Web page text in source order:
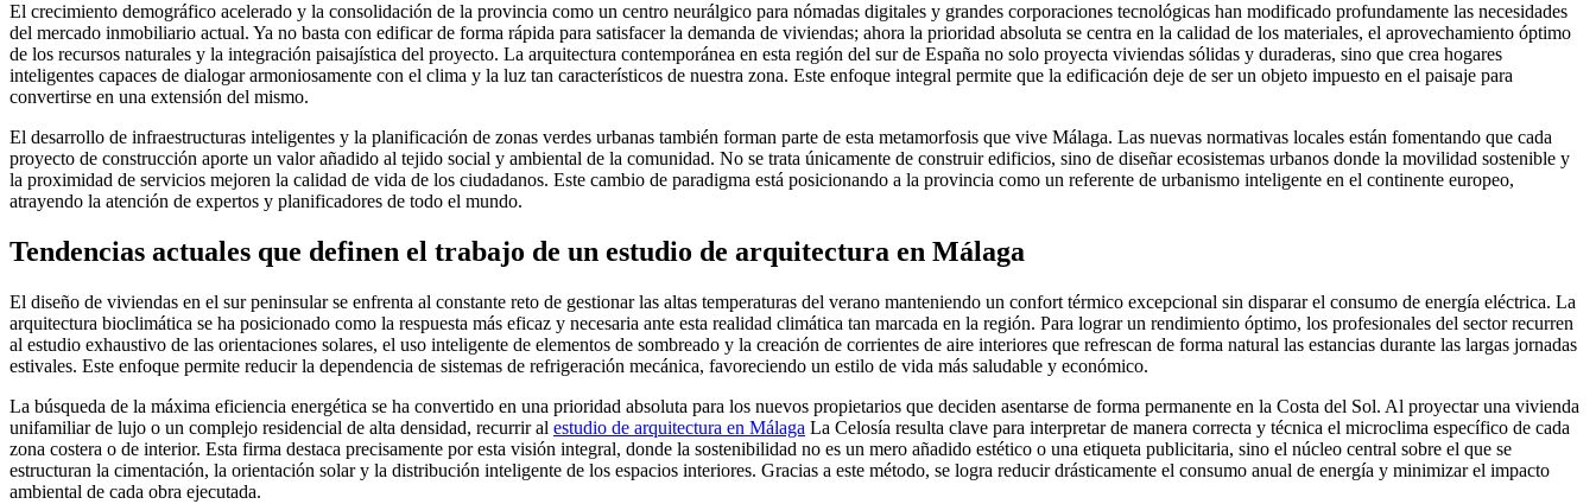
El crecimiento demográfico acelerado y la consolidación de la provincia como un centro neurálgico para nómadas digitales y grandes corporaciones tecnológicas han modificado profundamente las necesidades
del mercado inmobiliario actual. Ya no basta con edificar de forma rápida para satisfacer la demanda de viviendas; ahora la prioridad absoluta se centra en la calidad de los materiales, el aprovechamiento óptimo
de los recursos naturales y la integración paisajística del proyecto. La arquitectura contemporánea en esta región del sur de España no solo proyecta viviendas sólidas y duraderas, sino que crea hogares
inteligentes capaces de dialogar armoniosamente con el clima y la luz tan característicos de nuestra zona. Este enfoque integral permite que la edificación deje de ser un objeto impuesto en el paisaje para
convertirse en una extensión del mismo.
El desarrollo de infraestructuras inteligentes y la planificación de zonas verdes urbanas también forman parte de esta metamorfosis que vive Málaga. Las nuevas normativas locales están fomentando que cada
proyecto de construcción aporte un valor añadido al tejido social y ambiental de la comunidad. No se trata únicamente de construir edificios, sino de diseñar ecosistemas urbanos donde la movilidad sostenible y
la proximidad de servicios mejoren la calidad de vida de los ciudadanos. Este cambio de paradigma está posicionando a la provincia como un referente de urbanismo inteligente en el continente europeo,
atrayendo la atención de expertos y planificadores de todo el mundo.
Tendencias actuales que definen el trabajo de un estudio de arquitectura en Málaga
El diseño de viviendas en el sur peninsular se enfrenta al constante reto de gestionar las altas temperaturas del verano manteniendo un confort térmico excepcional sin disparar el consumo de energía eléctrica. La
arquitectura bioclimática se ha posicionado como la respuesta más eficaz y necesaria ante esta realidad climática tan marcada en la región. Para lograr un rendimiento óptimo, los profesionales del sector recurren
al estudio exhaustivo de las orientaciones solares, el uso inteligente de elementos de sombreado y la creación de corrientes de aire interiores que refrescan de forma natural las estancias durante las largas jornadas
estivales. Este enfoque permite reducir la dependencia de sistemas de refrigeración mecánica, favoreciendo un estilo de vida más saludable y económico.
La búsqueda de la máxima eficiencia energética se ha convertido en una prioridad absoluta para los nuevos propietarios que deciden asentarse de forma permanente en la Costa del Sol. Al proyectar una vivienda
unifamiliar de lujo o un complejo residencial de alta densidad, recurrir al estudio de arquitectura en Málaga La Celosía resulta clave para interpretar de manera correcta y técnica el microclima específico de cada
zona costera o de interior. Esta firma destaca precisamente por esta visión integral, donde la sostenibilidad no es un mero añadido estético o una etiqueta publicitaria, sino el núcleo central sobre el que se
estructuran la cimentación, la orientación solar y la distribución inteligente de los espacios interiores. Gracias a este método, se logra reducir drásticamente el consumo anual de energía y minimizar el impacto
ambiental de cada obra ejecutada.